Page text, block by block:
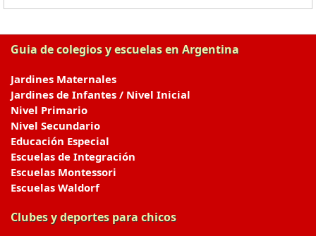
Guia de colegios y escuelas en Argentina
Jardines Maternales
Jardines de Infantes / Nivel Inicial
Nivel Primario
Nivel Secundario
Educación Especial
Escuelas de Integración
Escuelas Montessori
Escuelas Waldorf
Clubes y deportes para chicos